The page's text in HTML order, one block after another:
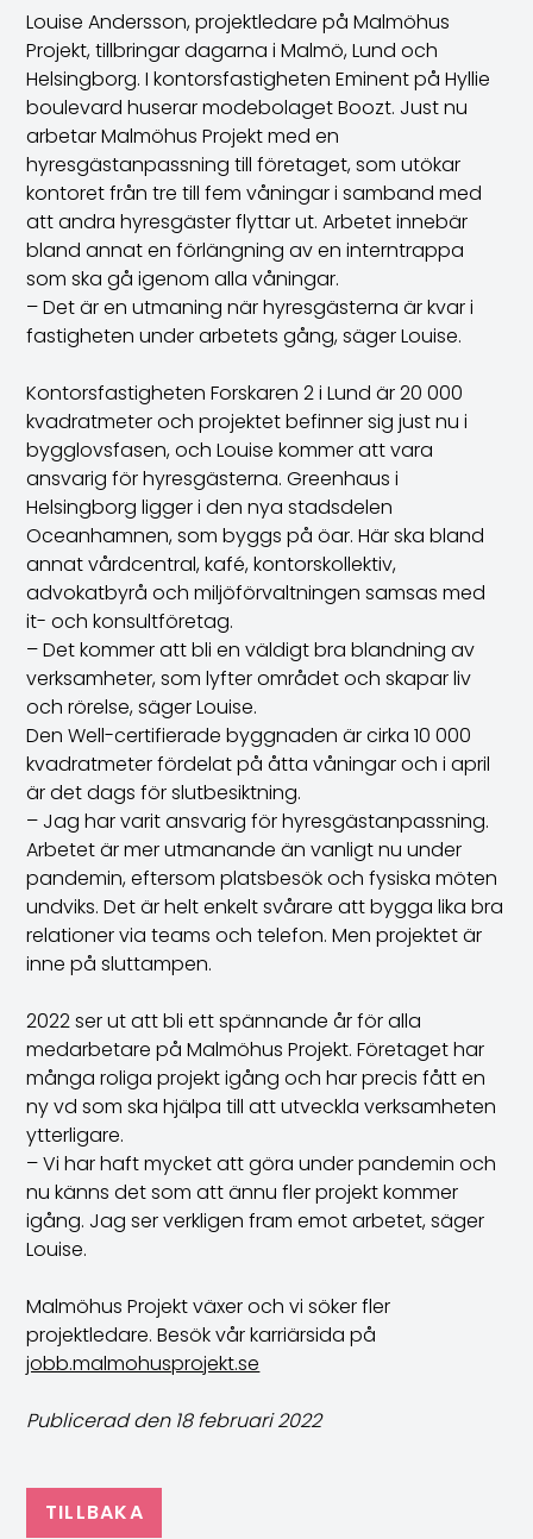
Louise Andersson, projektledare på Malmöhus
Projekt, tillbringar dagarna i Malmö, Lund och
Helsingborg. I kontorsfastigheten Eminent på Hyllie
boulevard huserar modebolaget Boozt. Just nu
arbetar Malmöhus Projekt med en
hyresgästanpassning till företaget, som utökar
kontoret från tre till fem våningar i samband med
att andra hyresgäster flyttar ut. Arbetet innebär
bland annat en förlängning av en interntrappa
som ska gå igenom alla våningar.
– Det är en utmaning när hyresgästerna är kvar i
fastigheten under arbetets gång, säger Louise.
Kontorsfastigheten Forskaren 2 i Lund är 20 000
kvadratmeter och projektet befinner sig just nu i
bygglovsfasen, och Louise kommer att vara
ansvarig för hyresgästerna. Greenhaus i
Helsingborg ligger i den nya stadsdelen
Oceanhamnen, som byggs på öar. Här ska bland
annat vårdcentral, kafé, kontorskollektiv,
advokatbyrå och miljöförvaltningen samsas med
it- och konsultföretag.
– Det kommer att bli en väldigt bra blandning av
verksamheter, som lyfter området och skapar liv
och rörelse, säger Louise.
Den Well-certifierade byggnaden är cirka 10 000
kvadratmeter fördelat på åtta våningar och i april
är det dags för slutbesiktning.
– Jag har varit ansvarig för hyresgästanpassning.
Arbetet är mer utmanande än vanligt nu under
pandemin, eftersom platsbesök och fysiska möten
undviks. Det är helt enkelt svårare att bygga lika bra
relationer via teams och telefon. Men projektet är
inne på sluttampen.
2022 ser ut att bli ett spännande år för alla
medarbetare på Malmöhus Projekt. Företaget har
många roliga projekt igång och har precis fått en
ny vd som ska hjälpa till att utveckla verksamheten
ytterligare.
– Vi har haft mycket att göra under pandemin och
nu känns det som att ännu fler projekt kommer
igång. Jag ser verkligen fram emot arbetet, säger
Louise.
Malmöhus Projekt växer och vi söker fler
projektledare. Besök vår karriärsida på
jobb.malmohusprojekt.se
Publicerad den 18 februari 2022
TILLBAKA